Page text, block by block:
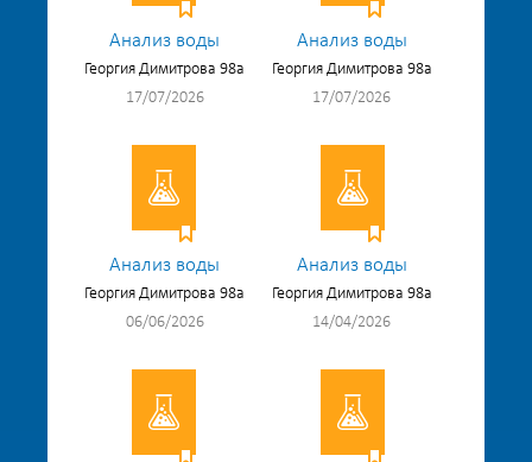
Анализ воды
Георгия Димитрова 98а
17/07/2026
Анализ воды
Георгия Димитрова 98а
17/07/2026
Анализ воды
Георгия Димитрова 98а
06/06/2026
Анализ воды
Георгия Димитрова 98а
14/04/2026